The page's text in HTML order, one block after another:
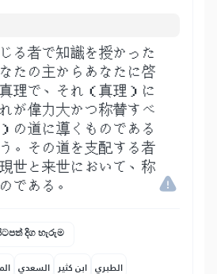
る者で知識を授かった
たの主からあなたに啓
理で、それ（真理）に
が偉力大かつ称賛すべ
の道に導くものである
。その道を支配する者
世と来世において、称
である。
දිග හැරුම
السعدي ابن كثير الطبري